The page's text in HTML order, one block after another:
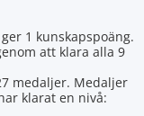
1 kunskapspoäng.
att klara alla 9
medaljer. Medaljer
klarat en nivå: